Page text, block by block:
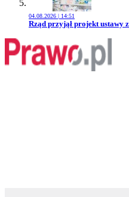
04.08.2026 | 14:51
Przejdź do artykułu:
Rząd przyjął projekt ustawy